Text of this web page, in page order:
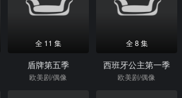
全 11 集
盾牌第五季
欧美剧/偶像
全 8 集
西班牙公主第一季
欧美剧/偶像